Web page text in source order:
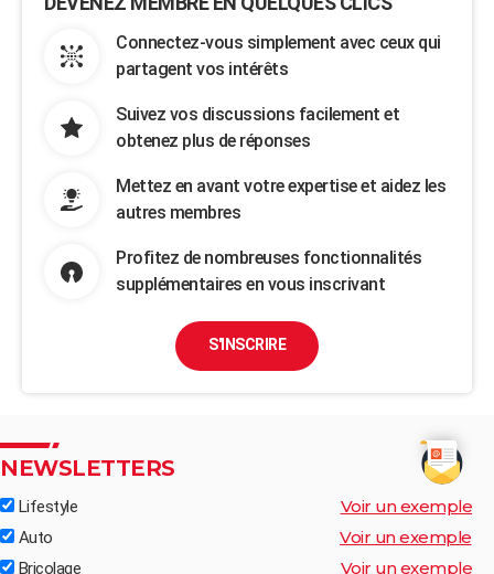
Connectez-vous simplement avec ceux qui
partagent vos intérêts
Suivez vos discussions facilement et
obtenez plus de réponses
Mettez en avant votre expertise et aidez les
autres membres
Profitez de nombreuses fonctionnalités
supplémentaires en vous inscrivant
S'INSCRIRE
NEWSLETTERS
Lifestyle Voir un exemple
Auto Voir un exemple
Bricolage Voir un exemple